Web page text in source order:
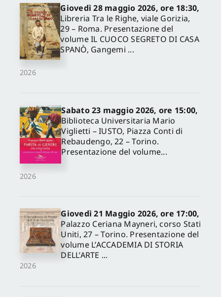
2026
Giovedì 28 maggio 2026, ore 18:30,
Libreria Tra le Righe, viale Gorizia,
29 – Roma. Presentazione del
volume IL CUOCO SEGRETO DI CASA
SPANÒ, Gangemi ...
2026
Sabato 23 maggio 2026, ore 15:00,
Biblioteca Universitaria Mario
Viglietti – IUSTO, Piazza Conti di
Rebaudengo, 22 – Torino.
Presentazione del volume...
2026
Giovedì 21 Maggio 2026, ore 17:00,
Palazzo Ceriana Mayneri, corso Stati
Uniti, 27 – Torino. Presentazione del
volume L’ACCADEMIA DI STORIA
DELL’ARTE ...